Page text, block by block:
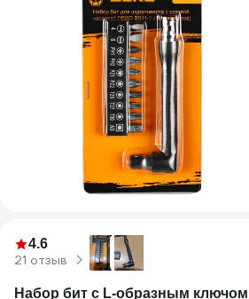
4.6
21 отзыв
Набор бит с L-образным ключом